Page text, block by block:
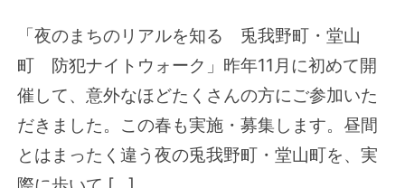
「夜のまちのリアルを知る 兎我野町・堂山
町 防犯ナイトウォーク」昨年11月に初めて開
催して、意外なほどたくさんの方にご参加いた
だきました。この春も実施・募集します。昼間
とはまったく違う夜の兎我野町・堂山町を、実